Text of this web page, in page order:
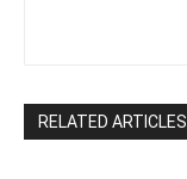
RELATED ARTICLES